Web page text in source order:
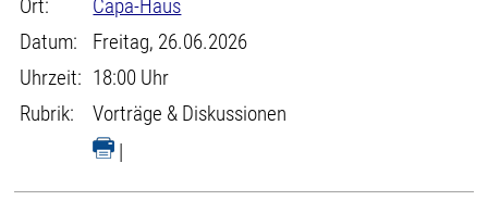
Ort:
Capa-Haus
Datum:
Freitag, 26.06.2026
Uhrzeit: 18:00 Uhr
Rubrik:
Vorträge & Diskussionen
|